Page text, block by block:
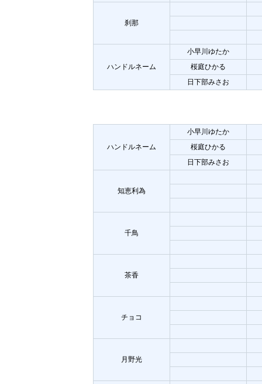
刹那
ハンドルネーム
小早川ゆたか
桜庭ひかる
日下部みさお
ハンドルネーム
小早川ゆたか
桜庭ひかる
日下部みさお
知恵利為
千鳥
茶香
チョコ
月野光